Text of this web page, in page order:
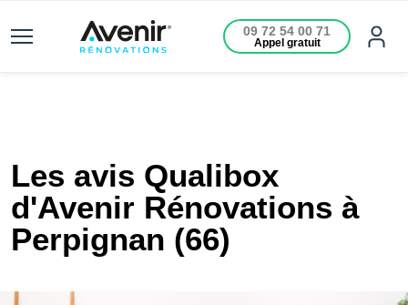
09 72 54 00 71
Appel gratuit
Les avis Qualibox
d'Avenir Rénovations à
Perpignan (66)